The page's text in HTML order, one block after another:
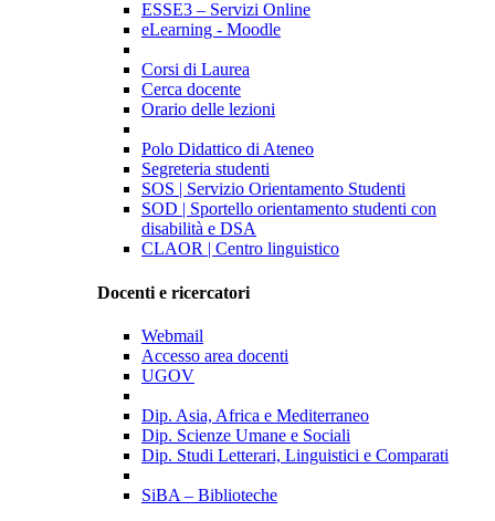
ESSE3 – Servizi Online
eLearning - Moodle
Corsi di Laurea
Cerca docente
Orario delle lezioni
Polo Didattico di Ateneo
Segreteria studenti
SOS | Servizio Orientamento Studenti
SOD | Sportello orientamento studenti con
disabilità e DSA
CLAOR | Centro linguistico
Docenti e ricercatori
Webmail
Accesso area docenti
UGOV
Dip. Asia, Africa e Mediterraneo
Dip. Scienze Umane e Sociali
Dip. Studi Letterari, Linguistici e Comparati
SiBA – Biblioteche